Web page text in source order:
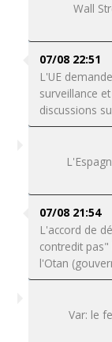
Wall
07/08 22:51
L'UE
surveillance
discussions
07/08 21:54
L'accord de
contredit
l'Otan
Var: le